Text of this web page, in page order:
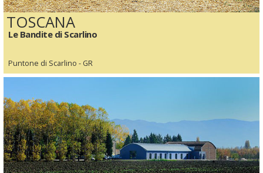
TOSCANA
Le Bandite di Scarlino
Puntone di Scarlino - GR